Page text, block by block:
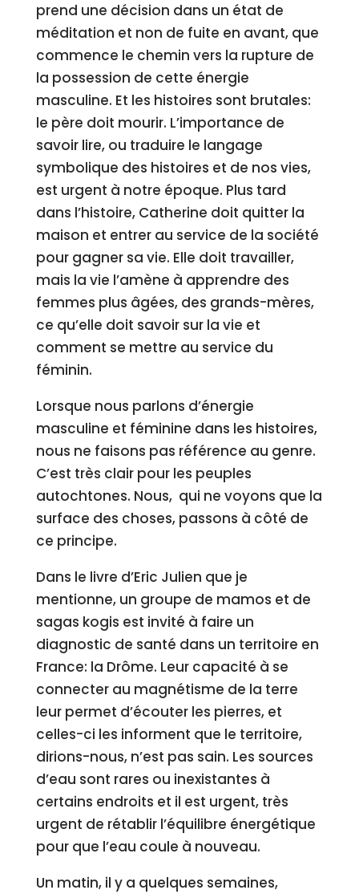
prend une décision dans un état de
méditation et non de fuite en avant, que
commence le chemin vers la rupture de
la possession de cette énergie
masculine. Et les histoires sont brutales:
le père doit mourir. L’importance de
savoir lire, ou traduire le langage
symbolique des histoires et de nos vies,
est urgent à notre époque. Plus tard
dans l’histoire, Catherine doit quitter la
maison et entrer au service de la société
pour gagner sa vie. Elle doit travailler,
mais la vie l’amène à apprendre des
femmes plus âgées, des grands-mères,
ce qu’elle doit savoir sur la vie et
comment se mettre au service du
féminin.
Lorsque nous parlons d’énergie
masculine et féminine dans les histoires,
nous ne faisons pas référence au genre.
C’est très clair pour les peuples
autochtones. Nous, qui ne voyons que la
surface des choses, passons à côté de
ce principe.
Dans le livre d’Eric Julien que je
mentionne, un groupe de mamos et de
sagas kogis est invité à faire un
diagnostic de santé dans un territoire en
France: la Drôme. Leur capacité à se
connecter au magnétisme de la terre
leur permet d’écouter les pierres, et
celles-ci les informent que le territoire,
dirions-nous, n’est pas sain. Les sources
d’eau sont rares ou inexistantes à
certains endroits et il est urgent, très
urgent de rétablir l’équilibre énergétique
pour que l’eau coule à nouveau.
Un matin, il y a quelques semaines,